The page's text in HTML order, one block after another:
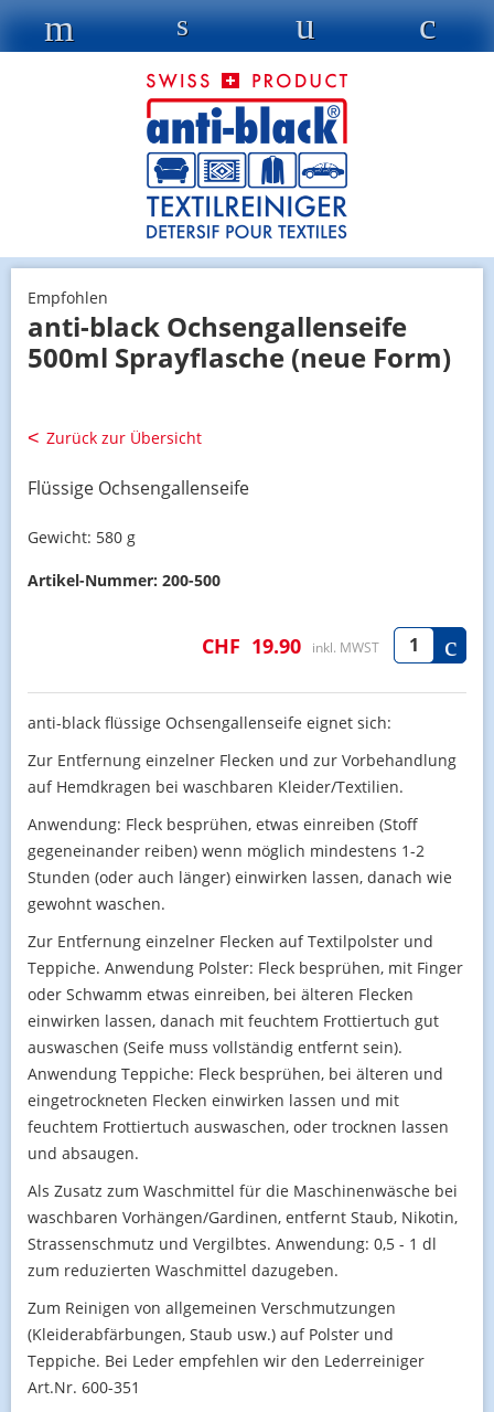
Empfohlen
anti-black Ochsengallenseife
500ml Sprayflasche (neue Form)
Zurück zur Übersicht
Flüssige Ochsengallenseife
Gewicht: 580 g
Artikel-Nummer: 200-500
CHF 19.90 inkl. MWST
anti-black flüssige Ochsengallenseife eignet sich:
Zur Entfernung einzelner Flecken und zur Vorbehandlung
auf Hemdkragen bei waschbaren Kleider/Textilien.
Anwendung: Fleck besprühen, etwas einreiben (Stoff
gegeneinander reiben) wenn möglich mindestens 1-2
Stunden (oder auch länger) einwirken lassen, danach wie
gewohnt waschen.
Zur Entfernung einzelner Flecken auf Textilpolster und
Teppiche. Anwendung Polster: Fleck besprühen, mit Finger
oder Schwamm etwas einreiben, bei älteren Flecken
einwirken lassen, danach mit feuchtem Frottiertuch gut
auswaschen (Seife muss vollständig entfernt sein).
Anwendung Teppiche: Fleck besprühen, bei älteren und
eingetrockneten Flecken einwirken lassen und mit
feuchtem Frottiertuch auswaschen, oder trocknen lassen
und absaugen.
Als Zusatz zum Waschmittel für die Maschinenwäsche bei
waschbaren Vorhängen/Gardinen, entfernt Staub, Nikotin,
Strassenschmutz und Vergilbtes. Anwendung: 0,5 - 1 dl
zum reduzierten Waschmittel dazugeben.
Zum Reinigen von allgemeinen Verschmutzungen
(Kleiderabfärbungen, Staub usw.) auf Polster und
Teppiche. Bei Leder empfehlen wir den Lederreiniger
Art.Nr. 600-351